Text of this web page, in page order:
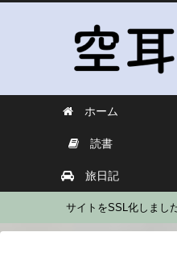
ホーム
読書
旅日記
サイトをSSL化しまし